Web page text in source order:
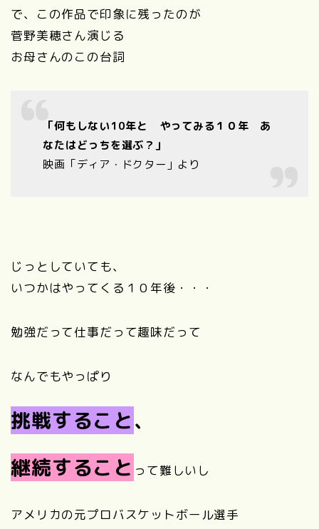
で、この作品で印象に残ったのが
菅野美穂さん演じる
お母さんのこの台詞
「何もしない10年と やってみる１０年 あ
なたはどっちを選ぶ？」
映画「ディア・ドクター」より
じっとしていても、
いつかはやってくる１０年後・・・
勉強だって仕事だって趣味だって
なんでもやっぱり
挑戦すること、
継続すること って難しいし
アメリカの元プロバスケットボール選手